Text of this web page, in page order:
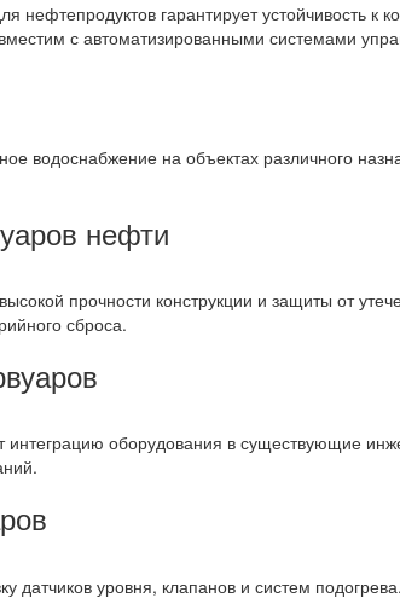
нефтепродуктов гарантирует устойчивость
с автоматизированными системами
водоснабжение на объектах различного
нефти
прочности конструкции и защиты от
сброса.
оборудования в существующие
датчиков уровня, клапанов и систем